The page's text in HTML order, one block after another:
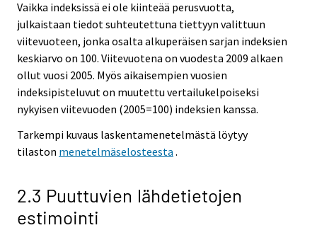
Vaikka indeksissä ei ole kiinteää perusvuotta,
julkaistaan tiedot suhteutettuna tiettyyn valittuun
viitevuoteen, jonka osalta alkuperäisen sarjan indeksien
keskiarvo on 100. Viitevuotena on vuodesta 2009 alkaen
ollut vuosi 2005. Myös aikaisempien vuosien
indeksipisteluvut on muutettu vertailukelpoiseksi
nykyisen viitevuoden (2005=100) indeksien kanssa.
Tarkempi kuvaus laskentamenetelmästä löytyy
tilaston menetelmäselosteesta .
2.3 Puuttuvien lähdetietojen
estimointi